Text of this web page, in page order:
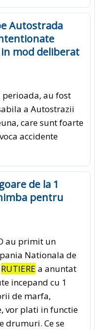
Autostrada
mod deliberat
perioada, au fost
a Autostrazii
care sunt foarte
accidente
de la 1
pentru
au primit un
Nationala de
RUTIERE a anuntat
incepand cu 1
de marfa,
vor plati in functie
drumuri. Ce se